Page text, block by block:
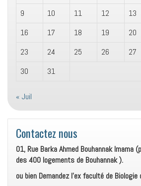
9
10 11 12 13
16
17 18 19 20
23
24 25 26 27
30
31
« Juil
Contactez nous
01, Rue Barka Ahmed Bouhannak Imama
des 400 logements de Bouhannak ).
ou bien Demandez l’ex faculté de Biologie